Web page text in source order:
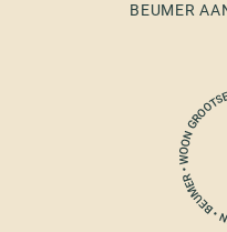
BEUMER